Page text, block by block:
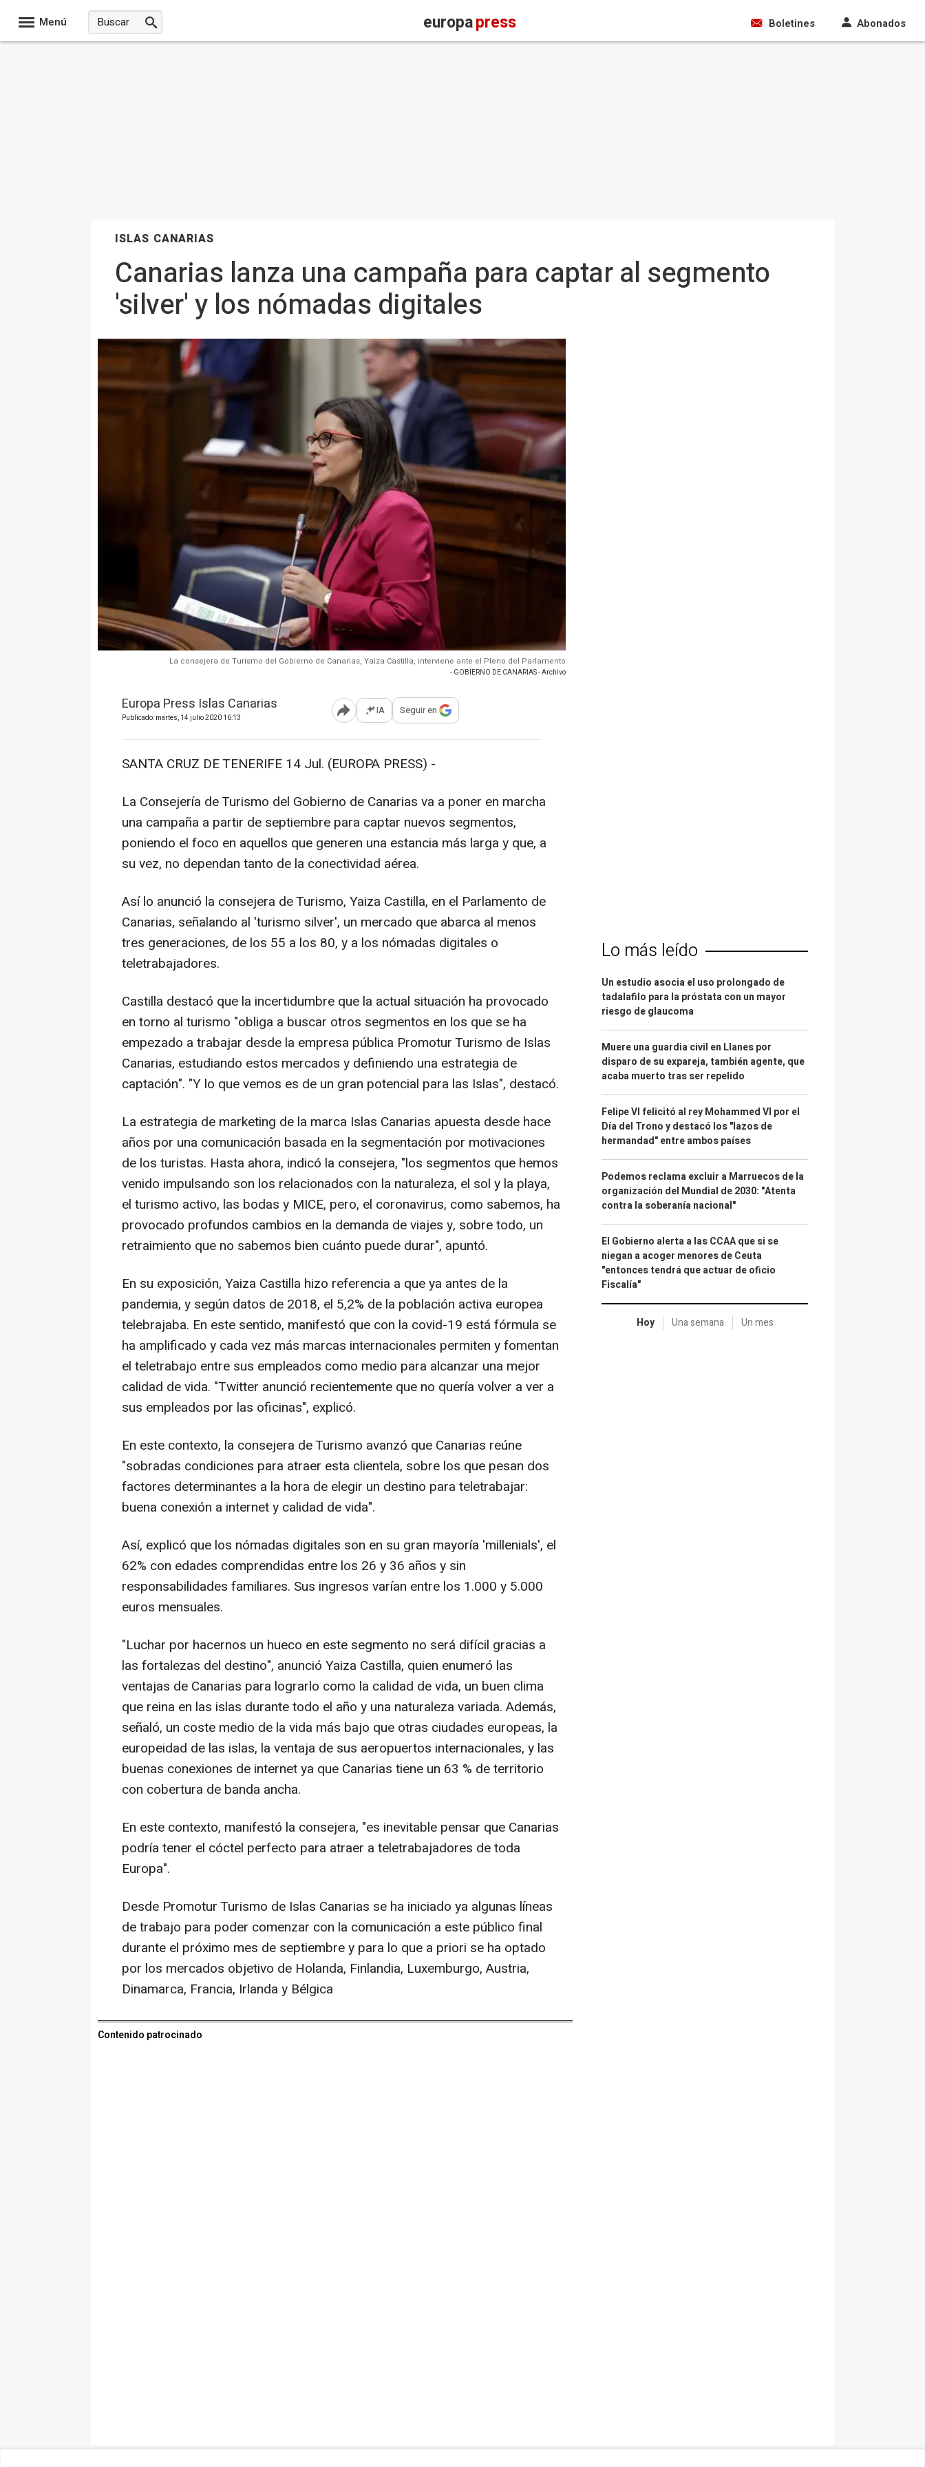
Menú europapress Boletines Abonados
ISLAS CANARIAS
Canarias lanza una campaña para captar al segmento
'silver' y los nómadas digitales
La consejera de Turismo del Gobierno de Canarias, Yaiza Castilla, interviene ante el Pleno del Parlamento
- GOBIERNO DE CANARIAS - Archivo
Europa Press Islas Canarias
Publicado: martes, 14 julio 2020 16:13 Abrir opciones para compartir
IA Seguir en
SANTA CRUZ DE TENERIFE 14 Jul. (EUROPA PRESS) -
La Consejería de Turismo del Gobierno de Canarias va a poner en marcha
una campaña a partir de septiembre para captar nuevos segmentos,
poniendo el foco en aquellos que generen una estancia más larga y que, a
su vez, no dependan tanto de la conectividad aérea.
Así lo anunció la consejera de Turismo, Yaiza Castilla, en el Parlamento de
Canarias, señalando al 'turismo silver', un mercado que abarca al menos
tres generaciones, de los 55 a los 80, y a los nómadas digitales o
teletrabajadores.
Castilla destacó que la incertidumbre que la actual situación ha provocado
en torno al turismo "obliga a buscar otros segmentos en los que se ha
empezado a trabajar desde la empresa pública Promotur Turismo de Islas
Canarias, estudiando estos mercados y definiendo una estrategia de
captación". "Y lo que vemos es de un gran potencial para las Islas", destacó.
La estrategia de marketing de la marca Islas Canarias apuesta desde hace
años por una comunicación basada en la segmentación por motivaciones
de los turistas. Hasta ahora, indicó la consejera, "los segmentos que hemos
venido impulsando son los relacionados con la naturaleza, el sol y la playa,
el turismo activo, las bodas y MICE, pero, el coronavirus, como sabemos, ha
provocado profundos cambios en la demanda de viajes y, sobre todo, un
retraimiento que no sabemos bien cuánto puede durar", apuntó.
En su exposición, Yaiza Castilla hizo referencia a que ya antes de la
pandemia, y según datos de 2018, el 5,2% de la población activa europea
telebrajaba. En este sentido, manifestó que con la covid-19 está fórmula se
ha amplificado y cada vez más marcas internacionales permiten y fomentan
el teletrabajo entre sus empleados como medio para alcanzar una mejor
calidad de vida. "Twitter anunció recientemente que no quería volver a ver a
sus empleados por las oficinas", explicó.
En este contexto, la consejera de Turismo avanzó que Canarias reúne
"sobradas condiciones para atraer esta clientela, sobre los que pesan dos
factores determinantes a la hora de elegir un destino para teletrabajar:
buena conexión a internet y calidad de vida".
Así, explicó que los nómadas digitales son en su gran mayoría 'millenials', el
62% con edades comprendidas entre los 26 y 36 años y sin
responsabilidades familiares. Sus ingresos varían entre los 1.000 y 5.000
euros mensuales.
"Luchar por hacernos un hueco en este segmento no será difícil gracias a
las fortalezas del destino", anunció Yaiza Castilla, quien enumeró las
ventajas de Canarias para lograrlo como la calidad de vida, un buen clima
que reina en las islas durante todo el año y una naturaleza variada. Además,
señaló, un coste medio de la vida más bajo que otras ciudades europeas, la
europeidad de las islas, la ventaja de sus aeropuertos internacionales, y las
buenas conexiones de internet ya que Canarias tiene un 63 % de territorio
con cobertura de banda ancha.
En este contexto, manifestó la consejera, "es inevitable pensar que Canarias
podría tener el cóctel perfecto para atraer a teletrabajadores de toda
Europa".
Desde Promotur Turismo de Islas Canarias se ha iniciado ya algunas líneas
de trabajo para poder comenzar con la comunicación a este público final
durante el próximo mes de septiembre y para lo que a priori se ha optado
por los mercados objetivo de Holanda, Finlandia, Luxemburgo, Austria,
Dinamarca, Francia, Irlanda y Bélgica
Contenido patrocinado
Lo más leído
Un estudio asocia el uso prolongado de
tadalafilo para la próstata con un mayor
riesgo de glaucoma
Muere una guardia civil en Llanes por
disparo de su expareja, también agente, que
acaba muerto tras ser repelido
Felipe VI felicitó al rey Mohammed VI por el
Día del Trono y destacó los "lazos de
hermandad" entre ambos países
Podemos reclama excluir a Marruecos de la
organización del Mundial de 2030: "Atenta
contra la soberanía nacional"
El Gobierno alerta a las CCAA que si se
niegan a acoger menores de Ceuta
"entonces tendrá que actuar de oficio
Fiscalía"
Hoy Una semana Un mes